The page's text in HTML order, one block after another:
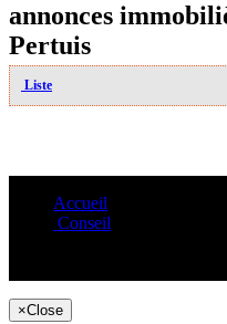
annonces
Pertuis
Liste
Accueil
Conseil
×Close